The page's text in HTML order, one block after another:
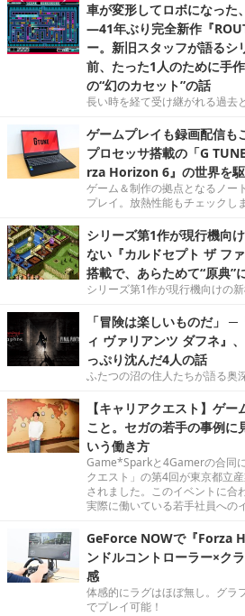
車が変形してロボになった
―41年ぶり完全新作『
ー。新旧スタッフが語るシ
前、たった1人のために手
の“幻のカセット”の話
長い時を経て受け継がれる過去
ゲームプレイも録画配信
プロセッサ搭載の「G
rza Horizon 6』の世界を
ゲーム＆制作の拠点となるノー
プレイ。放熱性能もチェックし
シリーズ第1作が現行機向
ない『カルドセプト ザ フ
搭載で、あらためて“原典”
シリーズ第1作が現行機向けの
「冒険は楽しいものだ」 ─
ィ ヴァリアンツ ダフネ』
っぷり沈んだ4人の話
ふたつの沼の住人たちが語る奥
【キャリアクエスト】ゲ
こと。セガの若手の事例に
いう働き方
Game*Sparkと4Gamerの合同
クエスト」の第4回が東京都立
されました。このイベントに合
実際に働いている若手社員への
GeForce NOWで『Forza
ンドルコントローラー×ク
感
体感的にラグはほぼ無し。グラ
でプレイ可能！